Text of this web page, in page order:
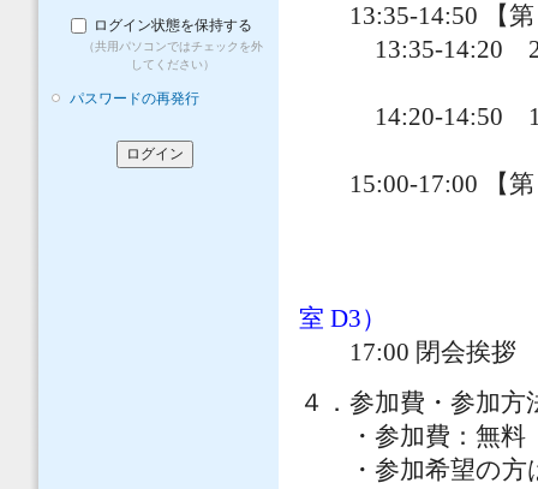
ログイン状態を保持する
（共用パソコンではチェックを外
してください）
パスワードの再発行
13:35-14:50 【第
13:35-14:20
14:20-14:50
15:00-17:00 【第
室 D3）
17:00 閉会挨拶
４．参加費・参加方
・参加費：無料
・参加希望の方は